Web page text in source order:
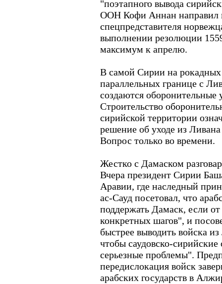
"поэтапного вывода
ООН Кофи Аннан направил
спецпредставителя
выполнении резолюции
максимум к апрелю.
В самой Сирии на рокадных
параллельных границе с
создаются
Строительство
сирийской территории
решение об уходе из
Вопрос только во времени.
Жестко с Дамаском
Вчера президент Сирии
Аравии, где наследный
ас-Сауд посетовал, что
поддержать Дамаск, если
конкретных шагов", и
быстрее выводить войска
чтобы саудовско-
серьезные проблемы".
передислокация войск
арабских государств в